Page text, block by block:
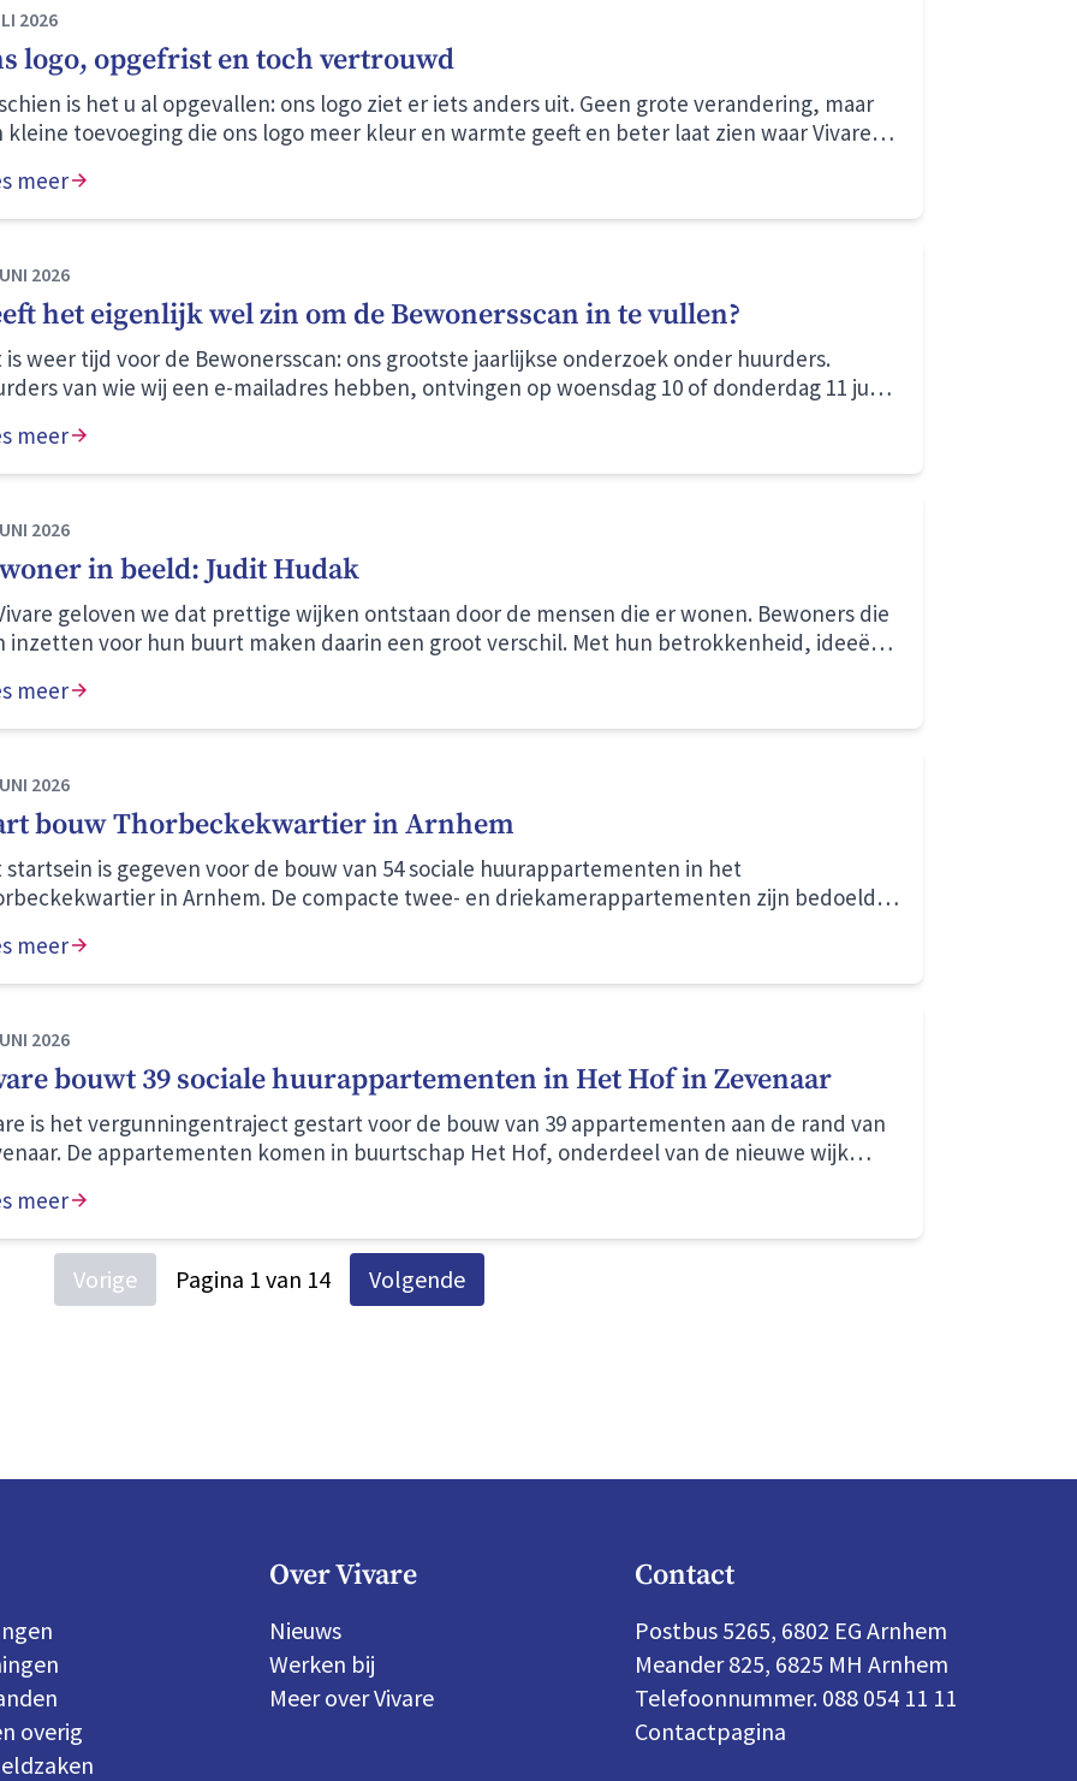
2026
logo, opgefrist en toch vertrouwd
is het u al opgevallen: ons logo ziet er iets anders uit. Geen grote verandering, maar
kleine toevoeging die ons logo meer kleur en warmte geeft en beter laat zien waar Vivare
meer
2026
het eigenlijk wel zin om de Bewonersscan in te vullen?
is weer tijd voor de Bewonersscan: ons grootste jaarlijkse onderzoek onder huurders.
van wie wij een e-mailadres hebben, ontvingen op woensdag 10 of donderdag 11 juni
van deze e-mail was ‘Geef uw mening over Vivare!’ en de afzender vivare@usp-
u: heeft het eigenlijk wel zin om zo'n vragenlijst in te vullen?
met al die reacties? En hoe worden de uitkomsten gebruikt? Strategen Lieke en Kirsten
u mee achter de schermen.
meer
2026
in beeld: Judit Hudak
geloven we dat prettige wijken ontstaan door de mensen die er wonen. Bewoners die
inzetten voor hun buurt maken daarin een groot verschil. Met hun betrokkenheid, ideeën
een van die betrokken bewoners: Judit Hudak. Zij woont al jarenlang in Immerloo (wijk in
en zet zich al meer dan 26 jaar in als vrijwilliger voor de wijk. Wat drijft haar om zich zo
meer
2026
bouw Thorbeckekwartier in Arnhem
startsein is gegeven voor de bouw van 54 sociale huurappartementen in het
in Arnhem. De compacte twee- en driekamerappartementen zijn bedoeld
meer
2026
bouwt 39 sociale huurappartementen in Het Hof in Zevenaar
is het vergunningentraject gestart voor de bouw van 39 appartementen aan de rand van
De appartementen komen in buurtschap Het Hof, onderdeel van de nieuwe wijk
meer
Vorige Pagina 1 van 14 Volgende
overig
Over Vivare
Nieuws
Werken bij
Meer over Vivare
Contact
Postbus 5265, 6802 EG Arnhem
Meander 825, 6825 MH Arnhem
Telefoonnummer. 088 054 11 11
Contactpagina